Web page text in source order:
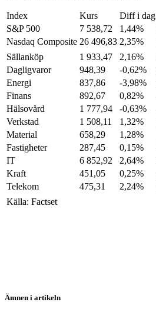
Index Kurs Diff i dag
S&P 500
7 538,72 1,44%
Nasdaq Composite 26 496,83 2,35%
Sällanköp
1 933,47 2,16%
Dagligvaror
948,39 -0,62%
Energi
837,86 -3,98%
Finans
892,67 0,82%
Hälsovård
1 777,94 -0,63%
Verkstad
1 508,11 1,32%
Material
658,29 1,28%
Fastigheter
287,45 0,15%
IT
6 852,92 2,64%
Kraft
451,05 0,25%
Telekom
475,31 2,24%
Källa: Factset
Ämnen i artikeln